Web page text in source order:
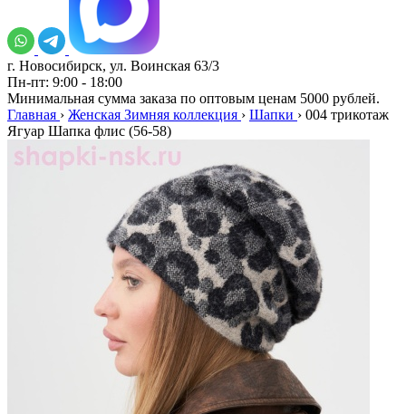
г. Новосибирск, ул. Воинская 63/3
Пн-пт: 9:00 - 18:00
Минимальная сумма заказа по оптовым ценам 5000 рублей.
Главная › Женская Зимняя коллекция › Шапки › 004 трикотаж
Ягуар Шапка флис (56-58)